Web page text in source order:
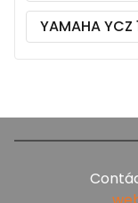
YAMAHA YCZ